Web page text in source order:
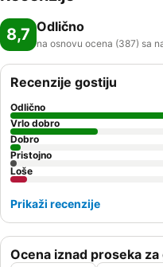
8,7 Odlično
na osnovu ocena (387) sa
Ocena iznad proseka za
Recenzije gostiju
Odlično
Vrlo dobro
Dobro
Pristojno
Loše
Prikaži recenzije